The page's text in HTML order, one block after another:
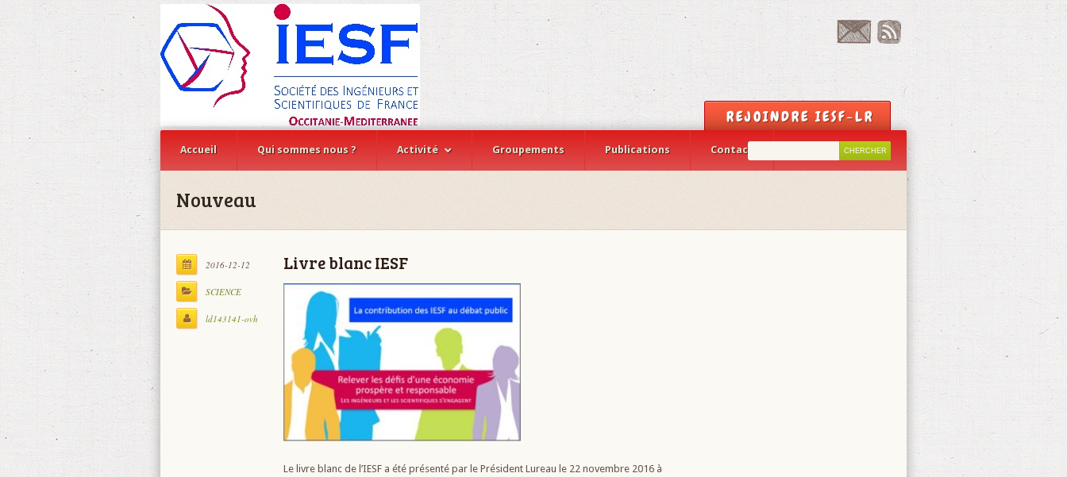
REJOINDRE IESF-LR
Accueil Qui sommes nous ? Activité Groupements Publications Contact
Nouveau
2016-12-12
SCIENCE
ld143141-ovh
Livre blanc IESF
Le livre blanc de l’IESF a été présenté par le Président Lureau le 22 novembre 2016 à